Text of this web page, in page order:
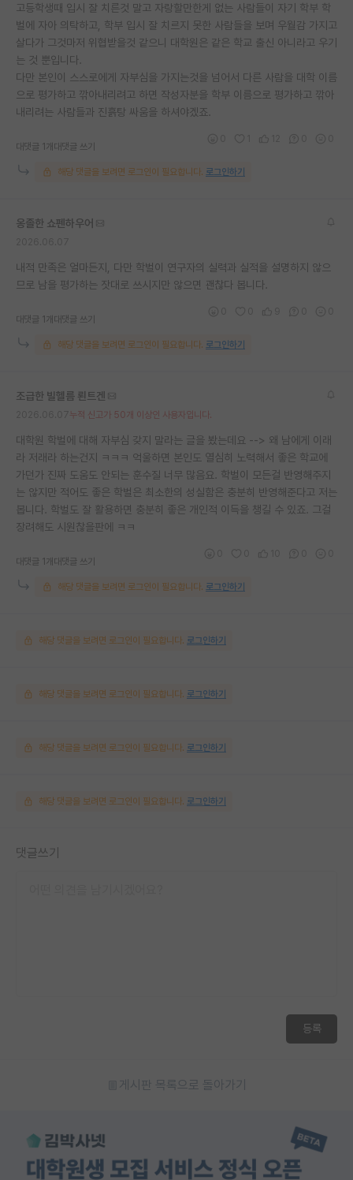
재팬라운지 🌸
고등학생때 입시 잘 치른것 말고 자랑할만한게 없는 사람들이 자기 학부 학
벌에 자아 의탁하고, 학부 입시 잘 치르지 못한 사람들을 보며 우월감 가지고
살다가 그것마저 위협받을것 같으니 대학원은 같은 학교 출신 아니라고 우기
는 것 뿐입니다.
다만 본인이 스스로에게 자부심을 가지는것을 넘어서 다른 사람을 대학 이름
으로 평가하고 깎아내리려고 하면 작성자분을 학부 이름으로 평가하고 깎아
내리려는 사람들과 진흙탕 싸움을 하셔야겠죠.
대댓글 1개 대댓글 쓰기
해당 댓글을 보려면 로그인이 필요합니다. 로그인하기
옹졸한 쇼펜하우어
내적 만족은 얼마든지, 다만 학벌이 연구자의 실력과 실적을 설명하지 않으
므로 남을 평가하는 잣대로 쓰시지만 않으면 괜찮다 봅니다.
대댓글 1개 대댓글 쓰기
해당 댓글을 보려면 로그인이 필요합니다. 로그인하기
조급한 빌헬름 뢴트겐
누적 신고가 50개 이상인 사용자입니다.
대학원 학벌에 대해 자부심 갖지 말라는 글을 봤는데요 --> 왜 남에게 이래
라 저래라 하는건지 ㅋㅋㅋ 억울하면 본인도 열심히 노력해서 좋은 학교에
가던가 진짜 도움도 안되는 훈수질 너무 많음요. 학벌이 모든걸 반영해주지
는 않지만 적어도 좋은 학벌은 최소한의 성실함은 충분히 반영해준다고 저는
봅니다. 학벌도 잘 활용하면 충분히 좋은 개인적 이득을 챙길 수 있죠. 그걸
장려해도 시원찮을판에 ㅋㅋ
대댓글 1개 대댓글 쓰기
해당 댓글을 보려면 로그인이 필요합니다. 로그인하기
해당 댓글을 보려면 로그인이 필요합니다. 로그인하기
해당 댓글을 보려면 로그인이 필요합니다. 로그인하기
해당 댓글을 보려면 로그인이 필요합니다. 로그인하기
해당 댓글을 보려면 로그인이 필요합니다. 로그인하기
댓글쓰기
등록
게시판 목록으로 돌아가기